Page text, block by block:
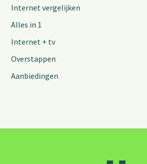
Internet vergelijken
Alles in 1
Internet + tv
Overstappen
Aanbiedingen